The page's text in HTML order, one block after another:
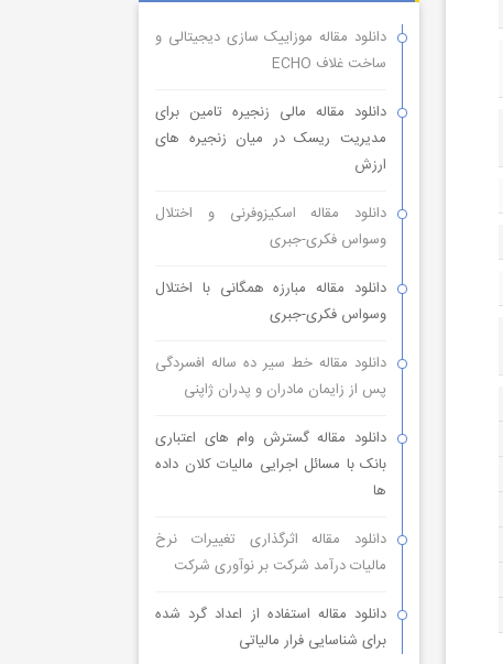
دانلود مقاله موزاییک سازی دیجیتالی و
ساخت غلاف ECHO
دانلود مقاله مالی زنجیره تامین برای
مدیریت ریسک در میان زنجیره های
ارزش
دانلود مقاله اسکیزوفرنی و اختلال
وسواس فکری-جبری
دانلود مقاله مبارزه همگانی با اختلال
وسواس فکری-جبری
دانلود مقاله خط سیر ده ساله افسردگی
پس از زایمان مادران و پدران ژاپنی
دانلود مقاله گسترش وام های اعتباری
بانک با مسائل اجرایی مالیات کلان داده
ها
دانلود مقاله اثرگذاری تغییرات نرخ
مالیات درآمد شرکت بر نوآوری شرکت
دانلود مقاله استفاده از اعداد گرد شده
برای شناسایی فرار مالیاتی